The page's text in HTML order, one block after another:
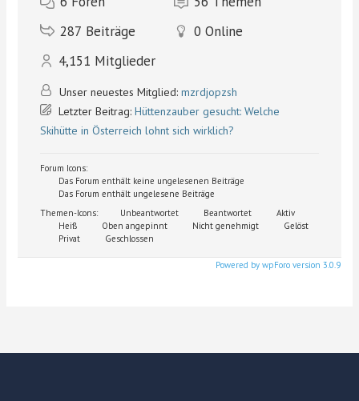
287 Beiträge 0 Online
4,151 Mitglieder
Unser neuestes Mitglied:mzrdjopzsh
Letzter Beitrag:Hüttenzauber gesucht: Welche
Skihütte in Österreich lohnt sich wirklich?
Forum Icons:
Das Forum enthält keine ungelesenen Beiträge
Das Forum enthält ungelesene Beiträge
Themen-Icons:
Unbeantwortet Beantwortet
Aktiv
Heiß
Oben angepinnt Nicht genehmigt
Gelöst
Privat
Geschlossen
Powered by wpForo version 3.0.9